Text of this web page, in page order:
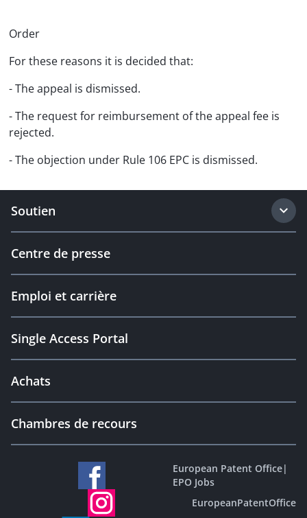
Order
For these reasons it is decided that:
- The appeal is dismissed.
- The request for reimbursement of the appeal fee is
rejected.
- The objection under Rule 106 EPC is dismissed.
Soutien
Centre de presse
Emploi et carrière
Single Access Portal
Achats
Chambres de recours
European Patent Office|
EPO Jobs
EuropeanPatentOffice